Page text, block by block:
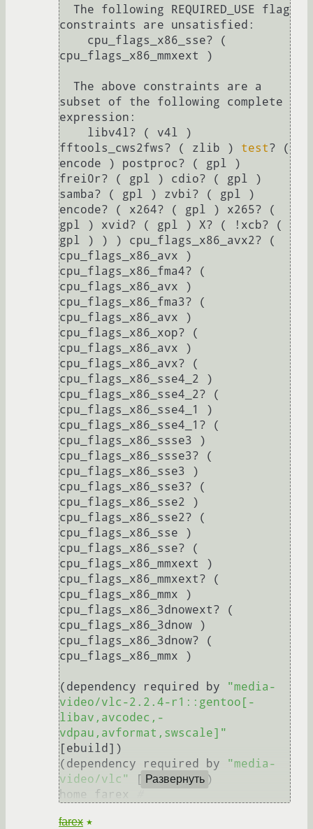
constraints are unsatisfied:
cpu_flags_x86_mmxext )
subset of the following complete
expression:
fftools_cws2fws? ( zlib ) test? (
encode ) postproc? ( gpl )
frei0r? ( gpl ) cdio? ( gpl )
samba? ( gpl ) zvbi? ( gpl )
encode? ( x264? ( gpl ) x265? (
gpl ) xvid? ( gpl ) X? ( !xcb? (
gpl ) ) ) cpu_flags_x86_avx2? (
cpu_flags_x86_avx )
cpu_flags_x86_fma4? (
cpu_flags_x86_avx )
cpu_flags_x86_fma3? (
cpu_flags_x86_avx )
cpu_flags_x86_xop? (
cpu_flags_x86_avx )
cpu_flags_x86_avx? (
cpu_flags_x86_sse4_2 )
cpu_flags_x86_sse4_2? (
cpu_flags_x86_sse4_1 )
cpu_flags_x86_sse4_1? (
cpu_flags_x86_ssse3 )
cpu_flags_x86_ssse3? (
cpu_flags_x86_sse3 )
cpu_flags_x86_sse3? (
cpu_flags_x86_sse2 )
cpu_flags_x86_sse2? (
cpu_flags_x86_sse )
cpu_flags_x86_sse? (
cpu_flags_x86_mmxext )
cpu_flags_x86_mmxext? (
cpu_flags_x86_mmx )
cpu_flags_x86_3dnowext? (
cpu_flags_x86_3dnow )
cpu_flags_x86_3dnow? (
cpu_flags_x86_mmx )
(dependency required by
"media-
video/vlc-2.2.4-r1::gentoo[-
libav,avcodec,-
vdpau,avformat,swscale]"
[ebuild])
(dependency required by
"media-
video/vlc"
[argument])
home farex
Развернуть
farex ★